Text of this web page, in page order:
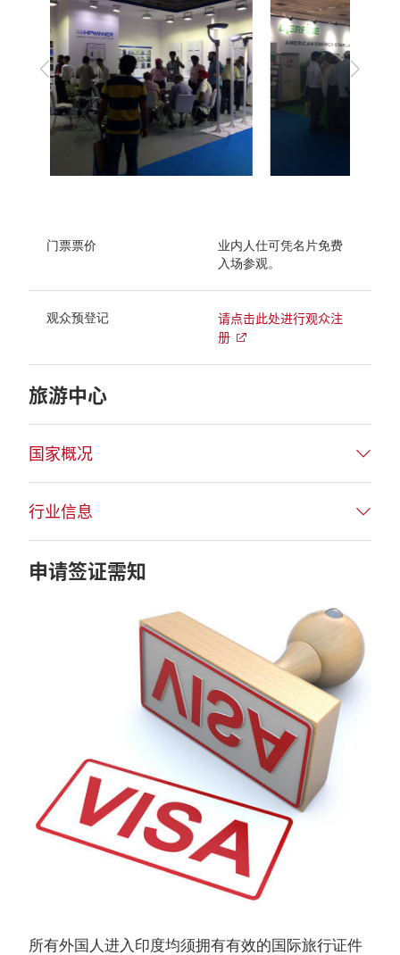
上
一
步
下
一
门票票价
业内人仕可凭名片免费
入场参观。
观众预登记
请点击此处进行观众注
册
旅游中心
国家概况
行业信息
申请签证需知
所有外国人进入印度均须拥有有效的国际旅行证件